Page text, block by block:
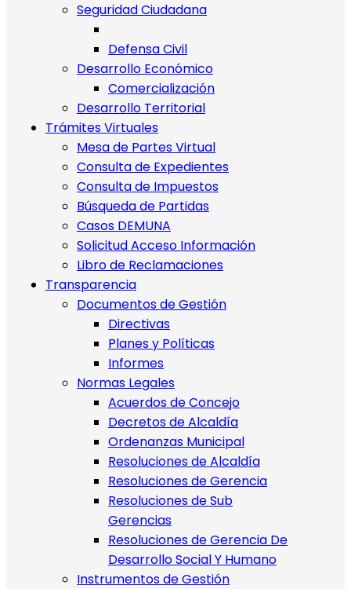
Seguridad Ciudadana
Defensa Civil
Desarrollo Económico
Comercialización
Desarrollo Territorial
Trámites Virtuales
Mesa de Partes Virtual
Consulta de Expedientes
Consulta de Impuestos
Búsqueda de Partidas
Casos DEMUNA
Solicitud Acceso Información
Libro de Reclamaciones
Transparencia
Documentos de Gestión
Directivas
Planes y Políticas
Informes
Normas Legales
Acuerdos de Concejo
Decretos de Alcaldía
Ordenanzas Municipal
Resoluciones de Alcaldía
Resoluciones de Gerencia
Resoluciones de Sub
Gerencias
Resoluciones de Gerencia De
Desarrollo Social Y Humano
Instrumentos de Gestión